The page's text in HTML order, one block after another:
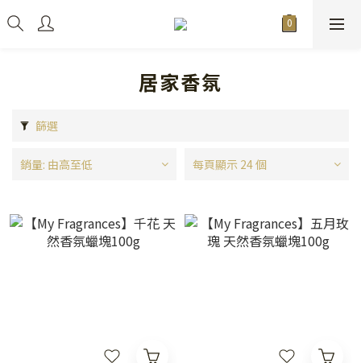
居家香氛
篩選
銷量: 由高至低 每頁顯示 24 個